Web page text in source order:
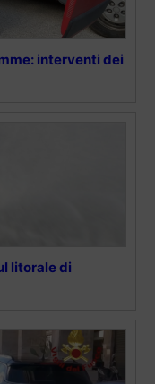
interventi dei
litorale di